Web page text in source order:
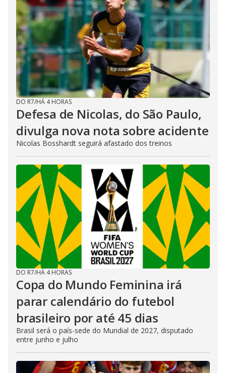
DO R7/HÁ 4 HORAS
Defesa de Nicolas, do São Paulo,
divulga nova nota sobre acidente
Nicolas Bosshardt seguirá afastado dos treinos
DO R7/HÁ 4 HORAS
Copa do Mundo Feminina irá
parar calendário do futebol
brasileiro por até 45 dias
Brasil será o país-sede do Mundial de 2027, disputado
entre junho e julho